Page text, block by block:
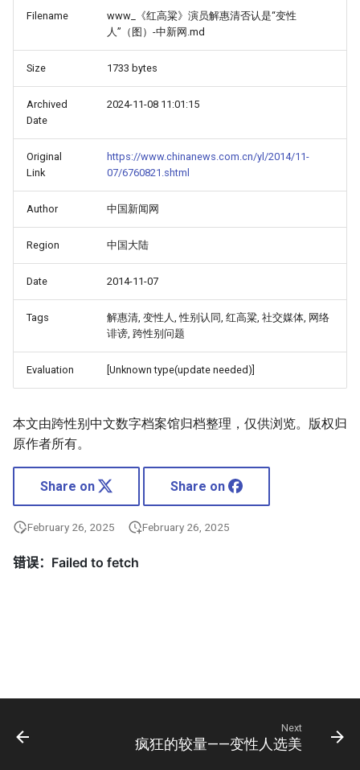
Filename
www_《红高粱》演员解惠清否认是“变性
人”（图）-中新网.md
Size 1733 bytes
Archived
Date
2024-11-08 11:01:15
Original
Link
https://www.chinanews.com.cn/yl/2014/11-
07/6760821.shtml
Author 中国新闻网
Region 中国大陆
Date 2014-11-07
Tags
解惠清, 变性人, 性别认同, 红高粱, 社交媒体, 网络
诽谤, 跨性别问题
Evaluation [Unknown type(update needed)]
本文由跨性别中文数字档案馆归档整理，仅供浏览。版权归
原作者所有。
Share on Share on
February 26, 2025 February 26, 2025
Next
疯狂的较量——变性人选美